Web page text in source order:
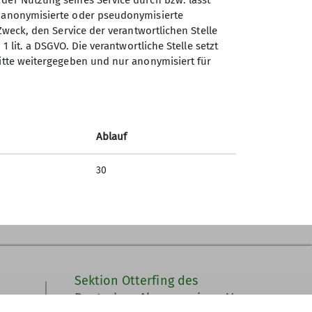
als Teil der persönlichen Lawinen-
Ausschluss sind LVS-Geräte der Pieps
Homepage des Herstellers Pieps
Sektion Otterfing des
Deutschen Alpenvereins e.V.
oder pseudonymisierte
den Service der verantwortlichen Stelle
a DSGVO. Die verantwortliche Stelle setzt
weitergegeben und nur anonymisiert für
Ablauf
30